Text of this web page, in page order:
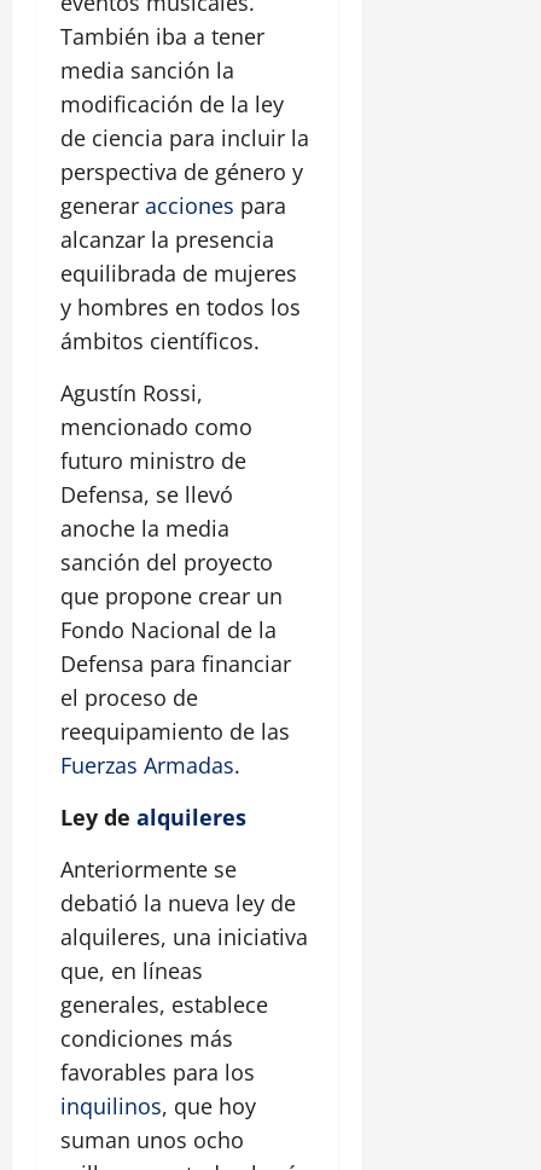
También iba a tener
media sanción la
modificación de la ley
de ciencia para incluir la
perspectiva de género y
generar acciones para
alcanzar la presencia
equilibrada de mujeres
y hombres en todos los
ámbitos científicos.
Agustín Rossi,
mencionado como
futuro ministro de
Defensa, se llevó
anoche la media
sanción del proyecto
que propone crear un
Fondo Nacional de la
Defensa para financiar
el proceso de
reequipamiento de las
Fuerzas Armadas.
Ley de alquileres
Anteriormente se
debatió la nueva ley de
alquileres, una iniciativa
que, en líneas
generales, establece
condiciones más
favorables para los
inquilinos, que hoy
suman unos ocho